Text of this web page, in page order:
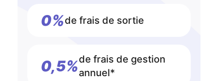
0%de frais de sortie
0,5%de frais de gestion
annuel*